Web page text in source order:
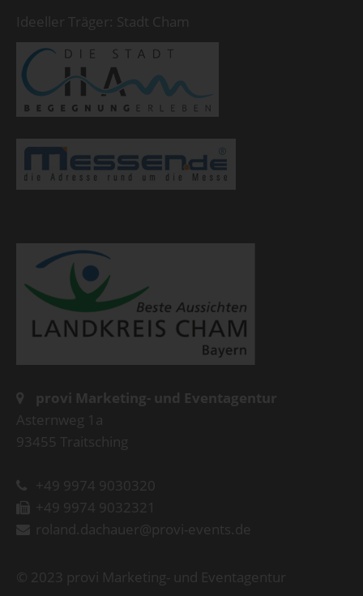
Ideeller Träger: Stadt Cham
provi Marketing- und Eventagentur
Asternweg 1a
93455 Traitsching
+49 9974 9030320
+49 9974 9032321
roland.dachauer@provi-events.de
© 2023 provi Marketing- und Eventagentur